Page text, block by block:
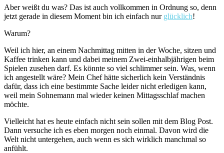
Aber weißt du was? Das ist auch vollkommen in Ordnung so, denn
jetzt gerade in diesem Moment bin ich einfach nur glücklich!
Warum?
Weil ich hier, an einem Nachmittag mitten in der Woche, sitzen und
Kaffee trinken kann und dabei meinem Zwei-einhalbjährigen beim
Spielen zusehen darf. Es könnte so viel schlimmer sein. Was, wenn
ich angestellt wäre? Mein Chef hätte sicherlich kein Verständnis
dafür, dass ich eine bestimmte Sache leider nicht erledigen kann,
weil mein Sohnemann mal wieder keinen Mittagsschlaf machen
möchte.
Vielleicht hat es heute einfach nicht sein sollen mit dem Blog Post.
Dann versuche ich es eben morgen noch einmal. Davon wird die
Welt nicht untergehen, auch wenn es sich wirklich manchmal so
anfühlt.